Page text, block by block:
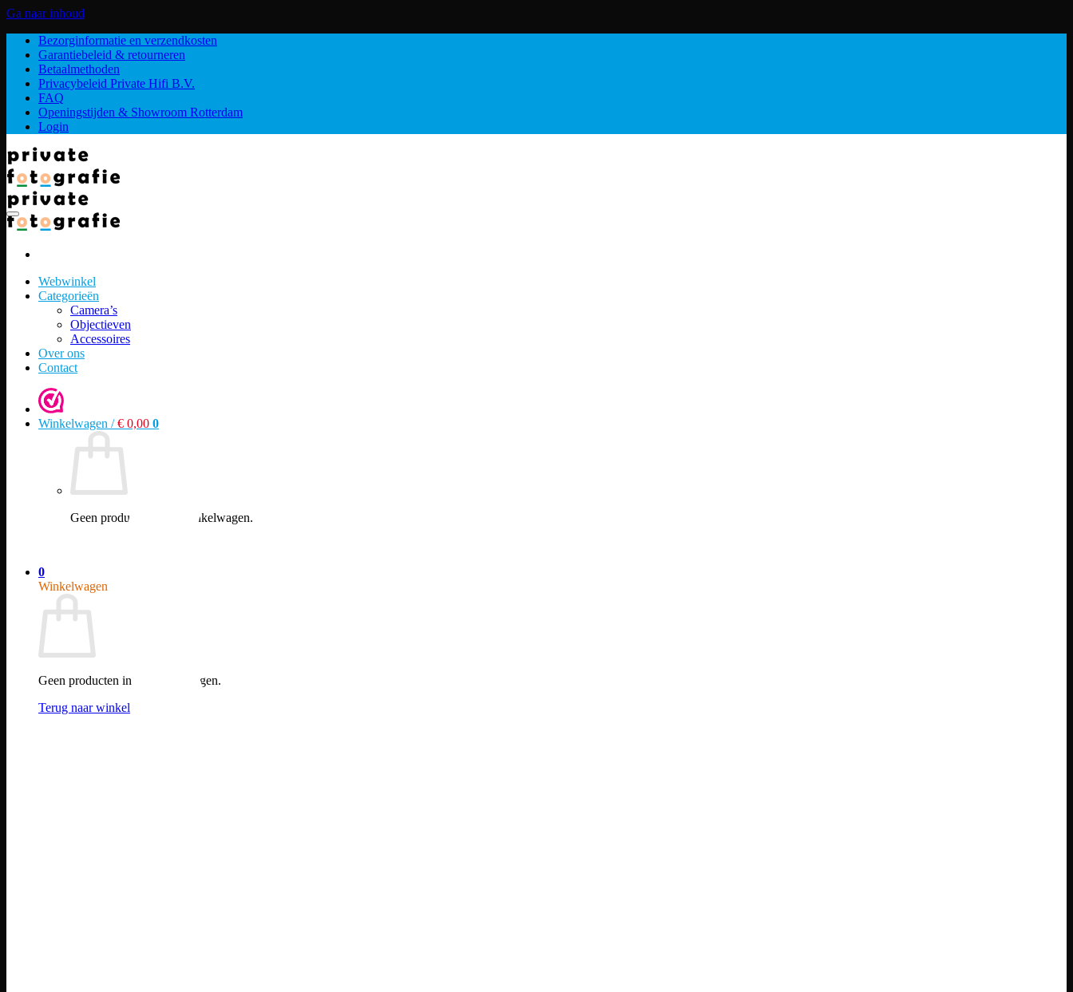
Ga naar inhoud
Bezorginformatie en verzendkosten
Garantiebeleid & retourneren
Betaalmethoden
Privacybeleid Private Hifi B.V.
FAQ
Openingstijden & Showroom Rotterdam
Login
Webwinkel
Categorieën
Camera’s
Objectieven
Accessoires
Over ons
Contact
Winkelwagen /€ 0,00 0
Geen producten in de winkelwagen.
0
Winkelwagen
Geen producten in de winkelwagen.
Terug naar winkel